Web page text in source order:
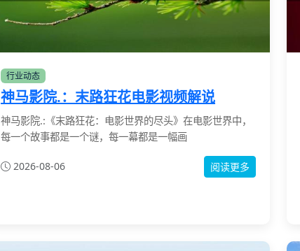
行业动态
神马影院.：末路狂花电影视频解说
神马影院.:《末路狂花：电影世界的尽头》在电影世界中，
每一个故事都是一个谜，每一幕都是一幅画
2026-08-06 阅读更多